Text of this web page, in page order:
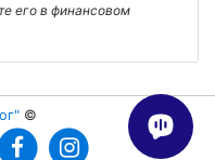
его в финансовом
©